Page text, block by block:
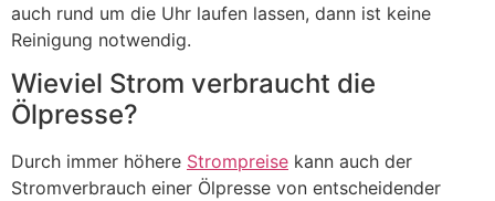
auch rund um die Uhr laufen lassen, dann ist keine
Reinigung notwendig.
Wieviel Strom verbraucht die
Ölpresse?
Durch immer höhere Strompreise kann auch der
Stromverbrauch einer Ölpresse von entscheidender